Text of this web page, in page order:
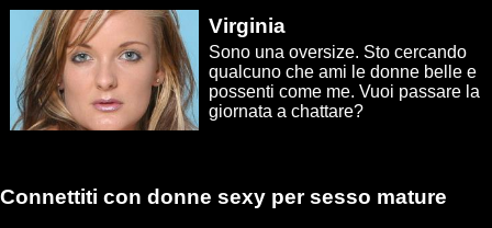
Virginia
Sono una oversize. Sto cercando
qualcuno che ami le donne belle e
possenti come me. Vuoi passare la
giornata a chattare?
Connettiti con donne sexy per sesso mature